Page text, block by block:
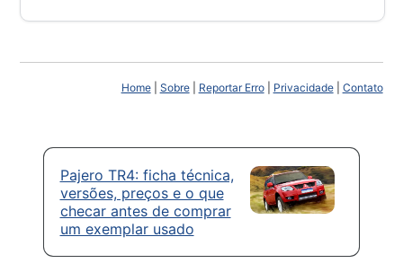
Home| Sobre| Reportar Erro| Privacidade| Contato
Pajero TR4: ficha técnica,
versões, preços e o que
checar antes de comprar
um exemplar usado